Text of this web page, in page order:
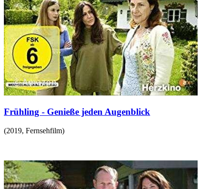
Frühling - Genieße jeden Augenblick
(2019, Fernsehfilm)